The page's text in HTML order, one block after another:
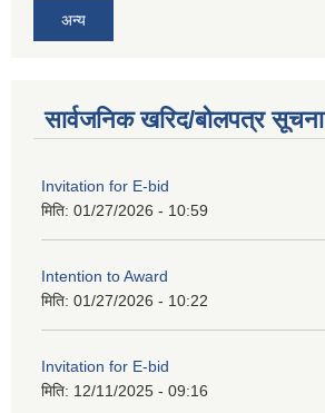
अन्य
सार्वजनिक खरिद/बोलपत्र सूचना
Invitation for E-bid
मिति: 01/27/2026 - 10:59
Intention to Award
मिति: 01/27/2026 - 10:22
Invitation for E-bid
मिति: 12/11/2025 - 09:16